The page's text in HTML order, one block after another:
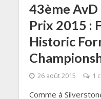
43ème
Prix 2015 :
Historic
26 août 2015 1
Comme à